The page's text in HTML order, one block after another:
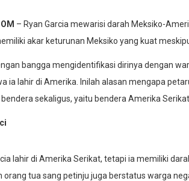
– Ryan Garcia mewarisi darah Meksiko-
akar keturunan Meksiko yang kuat
bangga mengidentifikasi dirinya dengan
ia lahir di Amerika. Inilah alasan mengapa
sekaligus, yaitu bendera Amerika Serikat
lahir di Amerika Serikat, tetapi ia memiliki
orang tua sang petinju juga berstatus warga